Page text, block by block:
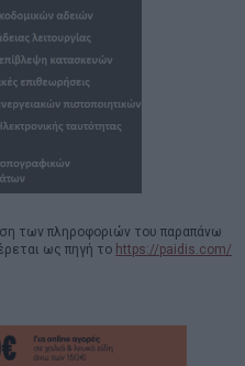
των πληροφοριών του παραπάνω
ως πηγή το https://paidis.com/